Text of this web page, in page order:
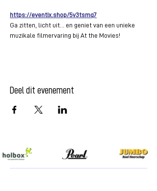
https://eventix.shop/5v3tsmq7
Ga zitten, licht uit… en geniet van een unieke
muzikale filmervaring bij At the Movies!
Deel dit evenement